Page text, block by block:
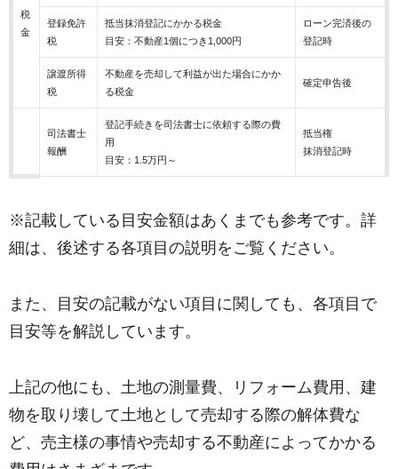
税
金
登録免許
税
抵当抹消登記にかかる税金
目安：不動産1個につき1,000円
ローン完済後の
登記時
譲渡所得
税
不動産を売却して利益が出た場合にかか
る税金
確定申告後
司法書士
報酬
登記手続きを司法書士に依頼する際の費
用
目安：1.5万円～
抵当権
抹消登記時
※記載している目安金額はあくまでも参考です。詳
細は、後述する各項目の説明をご覧ください。
また、目安の記載がない項目に関しても、各項目で
目安等を解説しています。
上記の他にも、土地の測量費、リフォーム費用、建
物を取り壊して土地として売却する際の解体費な
ど、売主様の事情や売却する不動産によってかかる